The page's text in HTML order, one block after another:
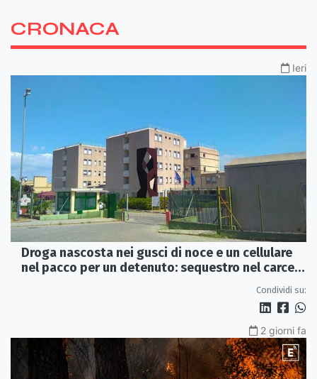
CRONACA
Ieri
Droga nascosta nei gusci di noce e un cellulare
nel pacco per un detenuto: sequestro nel carcere
Condividi su:
2 giorni fa